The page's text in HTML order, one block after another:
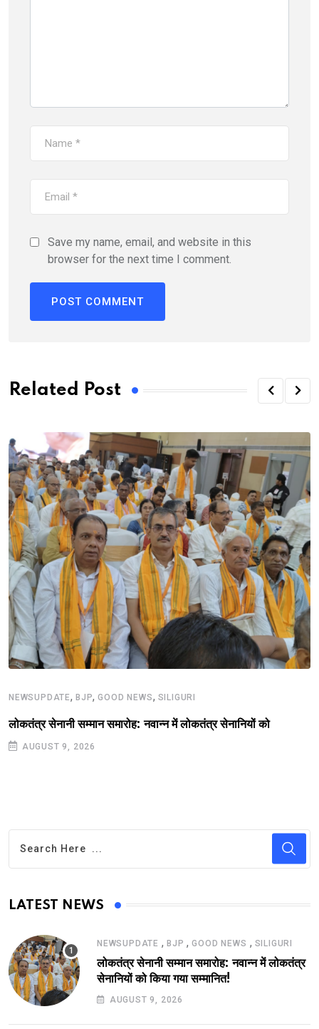
Save my name, email, and website in this
browser for the next time I comment.
Related Post
NEWSUPDATE, BJP,GOOD NEWS, SILIGURI
लोकतंत्र सेनानी सम्मान समारोह: नवान्न में लोकतंत्र सेनानियों को
AUGUST 9, 2026
LATEST NEWS
NEWSUPDATE , BJP ,GOOD NEWS , SILIGURI
लोकतंत्र सेनानी सम्मान समारोह: नवान्न में लोकतंत्र
सेनानियों को किया गया सम्मानित!
AUGUST 9, 2026